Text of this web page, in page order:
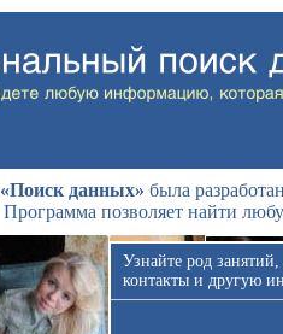
«Поиск данных» была
Программа позволяет найти
Узнайте род
контакты и другую